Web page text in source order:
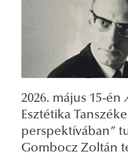
2026. május 15-én
Esztétika
perspektívában”
Gombocz Zoltán